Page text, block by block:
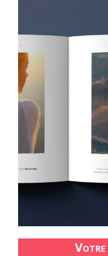
Votre